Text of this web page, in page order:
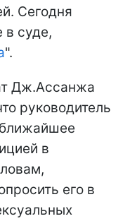
Сегодня
в суде,
".
Дж.Ассанжа
руководитель
в
его в